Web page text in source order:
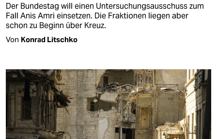
Der Bundestag will einen Untersuchungsausschuss zum
Fall Anis Amri einsetzen. Die Fraktionen liegen aber
schon zu Beginn über Kreuz.
Von Konrad Litschko